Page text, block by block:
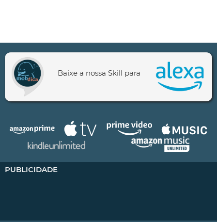
Baixe a nossa Skill para
PUBLICIDADE